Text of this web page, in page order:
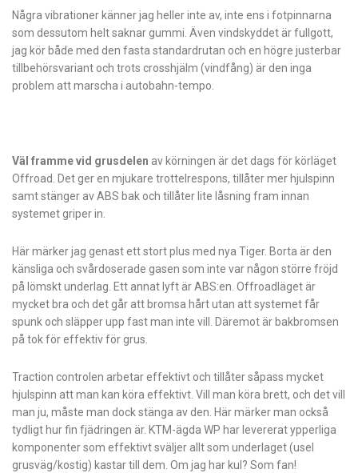
Några vibrationer känner jag heller inte av, inte ens i fotpinnarna
som dessutom helt saknar gummi. Även vindskyddet är fullgott,
jag kör både med den fasta standardrutan och en högre justerbar
tillbehörsvariant och trots crosshjälm (vindfång) är den inga
problem att marscha i autobahn-tempo.
Väl framme vid grusdelen av körningen är det dags för körläget
Offroad. Det ger en mjukare trottelrespons, tillåter mer hjulspinn
samt stänger av ABS bak och tillåter lite låsning fram innan
systemet griper in.
Här märker jag genast ett stort plus med nya Tiger. Borta är den
känsliga och svår­doserade gasen som inte var någon större fröjd
på lömskt underlag. Ett annat lyft är ABS:en. Offroadläget är
mycket bra och det går att bromsa hårt utan att systemet får
spunk och släpper upp fast man inte vill. Däremot är bakbromsen
på tok för effektiv för grus.
Traction controlen arbetar effektivt och tillåter såpass mycket
hjulspinn att man kan köra effektivt. Vill man köra brett, och det vill
man ju, måste man dock stänga av den. Här märker man också
tydligt hur fin fjädringen är. KTM-ägda WP har levererat ypperliga
komponenter som effektivt sväljer allt som underlaget (usel
grusväg/kostig) kastar till dem. Om jag har kul? Som fan!